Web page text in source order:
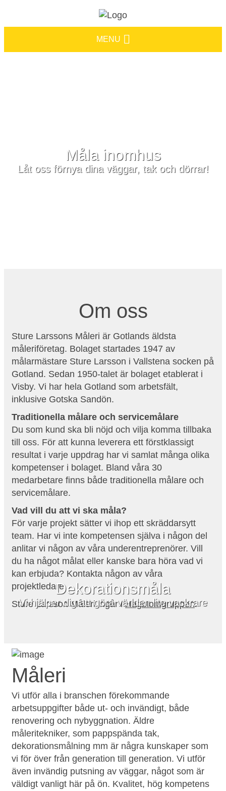
MENU
Måla inomhus
Låt oss förnya dina väggar, tak och dörrar!
Dekorationsmåla
Vi hjälper dig att göra världen lite vackrare
Om oss
Sture Larssons Måleri är Gotlands äldsta
måleriföretag. Bolaget startades 1947 av
målarmästare Sture Larsson i Vallstena socken på
Gotland. Sedan 1950-talet är bolaget etablerat i
Visby. Vi har hela Gotland som arbetsfält,
inklusive Gotska Sandön.
Traditionella målare och servicemålare
Du som kund ska bli nöjd och vilja komma tillbaka
till oss. För att kunna leverera ett förstklassigt
resultat i varje uppdrag har vi samlat många olika
kompetenser i bolaget. Bland våra 30
medarbetare finns både traditionella målare och
servicemålare.
Vad vill du att vi ska måla?
För varje projekt sätter vi ihop ett skräddarsytt
team. Har vi inte kompetensen själva i någon del
anlitar vi någon av våra underentreprenörer. Vill
du ha något målat eller kanske bara höra vad vi
kan erbjuda? Kontakta någon av våra
projektledare.
Sture Larsson Måleri ingår iHagblomgruppen.
Måleri
Vi utför alla i branschen förekommande
arbetsuppgifter både ut- och invändigt, både
renovering och nybyggnation. Äldre
måleritekniker, som pappspända tak,
dekorationsmålning mm är några kunskaper som
vi för över från generation till generation. Vi utför
även invändig putsning av väggar, något som är
väldigt vanligt här på ön. Kvalitet, hög kompetens